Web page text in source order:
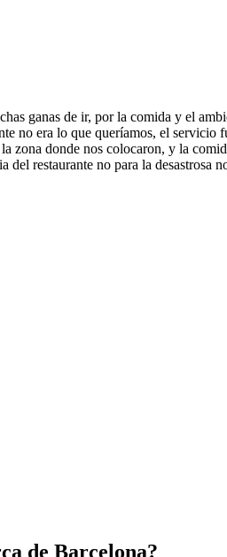
ganas de ir, por la comida y el
no era lo que queríamos, el
zona donde nos colocaron, y la
del restaurante no para la
de Barcelona?